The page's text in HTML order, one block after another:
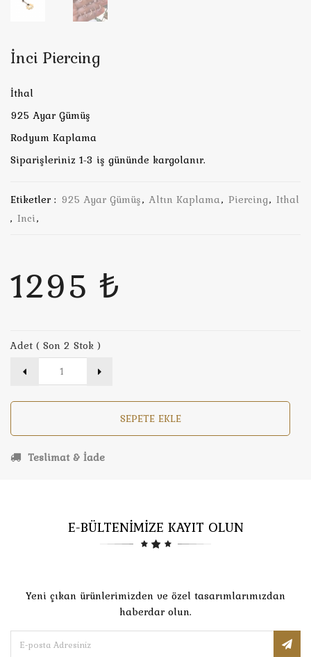
İnci Piercing
İthal
925 Ayar Gümüş
Rodyum Kaplama
Siparişleriniz 1-3 iş gününde kargolanır.
Etiketler : 925 Ayar Gümüş, Altın Kaplama, Piercing, Ithal
, Inci,
1295 ₺
Adet ( Son 2 Stok )
SEPETE EKLE
Teslimat & İade
E-BÜLTENİMİZE KAYIT OLUN
Yeni çıkan ürünlerimizden ve özel tasarımlarımızdan
haberdar olun.